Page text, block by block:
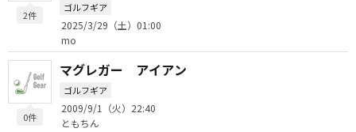
2件
ゴルフギア
2025/3/29（土）01:00
mo
0件
マグレガー アイアン
ゴルフギア
2009/9/1（火）22:40
ともちん